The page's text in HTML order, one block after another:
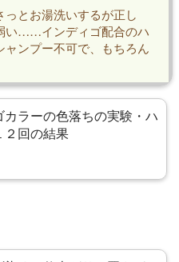
とお湯洗いするが正し
……インディゴ配合のハ
ンプー不可で、もちろん
カラーの色落ちの実験・ハ
２回の結果